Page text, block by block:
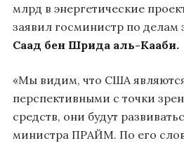
млрд в энергетические
заявил госминистр по делам
Саад бен Шрида аль-Кааби.
«Мы видим, что США
перспективными с точки
средств, они будут
министра ПРАЙМ. По его